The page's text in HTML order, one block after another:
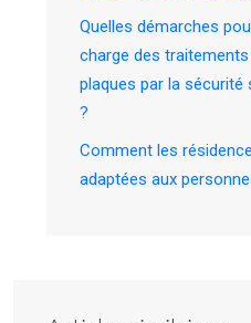
Quelles démarches
charge des
plaques par la sécurité
?
Comment les
adaptées aux